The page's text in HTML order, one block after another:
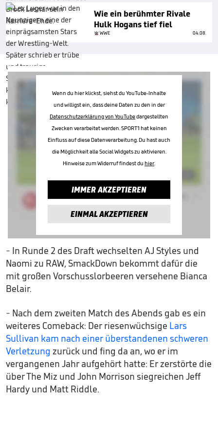
Wie ein berühmter Rivale
Hulk Hogans tief fiel
WWE 04.08.
Wenn du hier klickst, siehst du YouTube-Inhalte
und willigst ein, dass deine Daten zu den in der
Datenschutzerklärung von YouTubedargestellten
Zwecken verarbeitet werden. SPORT1 hat keinen
Einfluss auf diese Datenverarbeitung. Du hast auch
die Möglichkeit alle Social Widgets zu aktivieren.
Hinweise zum Widerruf findest du hier.
IMMER AKZEPTIEREN
EINMAL AKZEPTIEREN
- In Runde 2 des Draft wechselten AJ Styles und
Naomi zu RAW, SmackDown bekommt dafür die
mit großen Vorschusslorbeeren versehene Bianca
Belair.
- Nach dem zweiten Match des Abends gab es ein
weiteres Comeback: Der riesenwüchsige Lars
Sullivan kam nach einer überstandenen schweren
Verletzung zurück und fing da an, wo er im
vergangenen Jahr aufgehört hatte: Er zerstörte die
über The Miz und John Morrison siegreichen Jeff
Hardy und Matt Riddle.